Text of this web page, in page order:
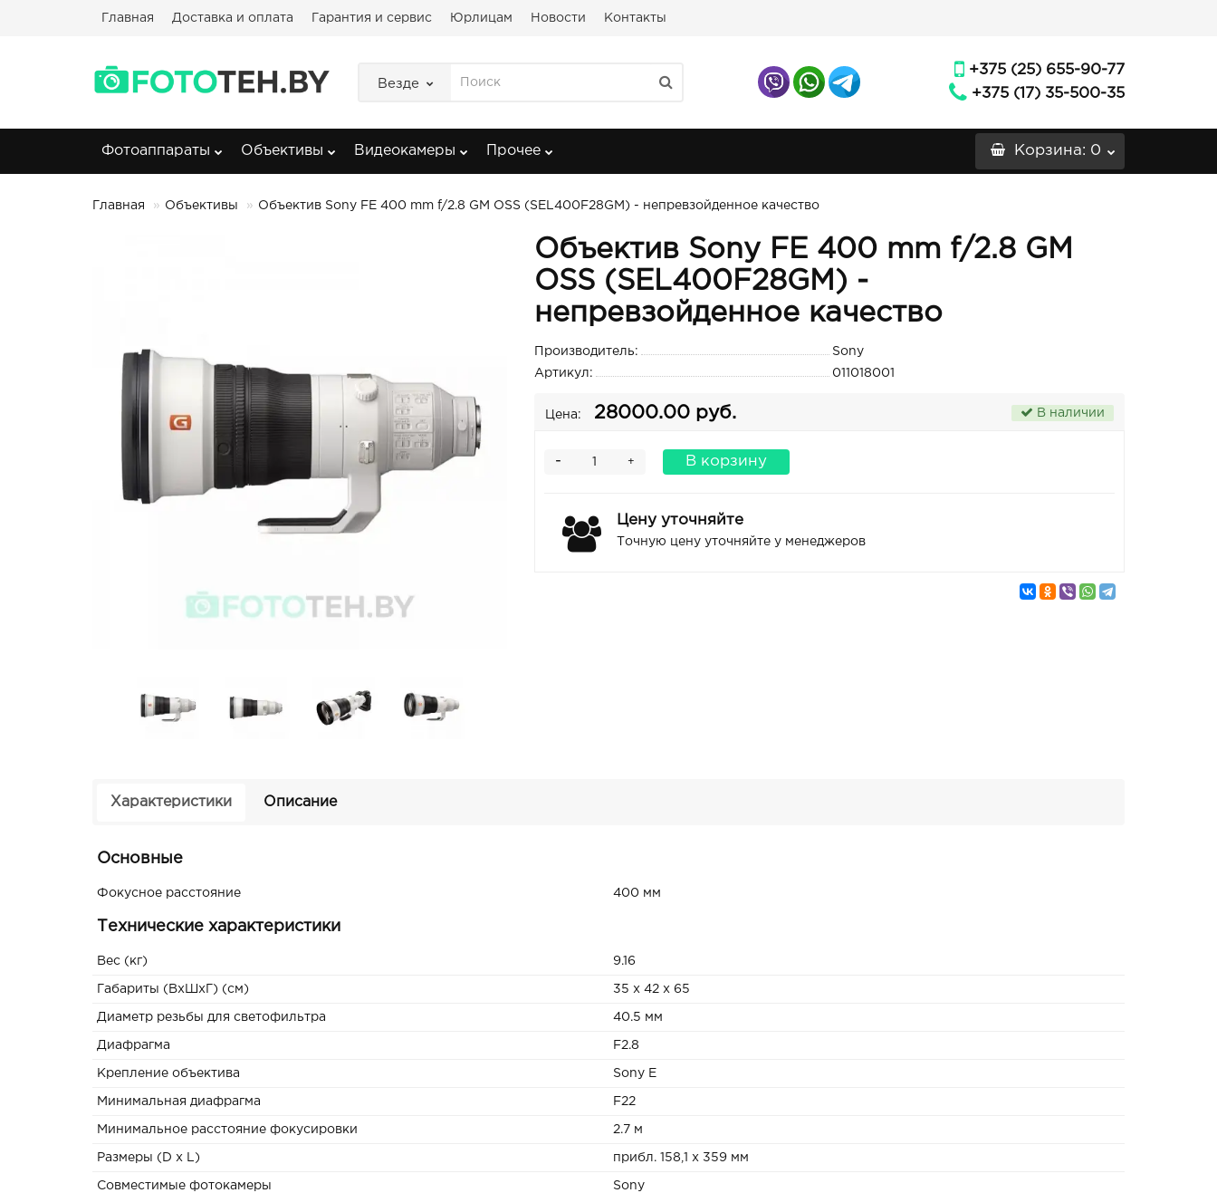
Главная Доставка и оплата Гарантия и сервис Юрлицам Новости Контакты
Везде
+375 (25) 655-90-77
+375 (17) 35-500-35
Фотоаппараты Объективы Видеокамеры Прочее Корзина: 0
Главная Объективы Объектив Sony FE 400 mm f/2.8 GM OSS (SEL400F28GM) - непревзойденное качество
Объектив Sony FE 400 mm f/2.8 GM
OSS (SEL400F28GM) -
непревзойденное качество
Производитель:
Sony
Артикул:
011018001
Цена: 28000.00 руб. В наличии
+
- В корзину
Цену уточняйте
Точную цену уточняйте у менеджеров
Характеристики Описание
Основные
Фокусное расстояние 400 мм
Технические характеристики
Вес (кг) 9.16
Габариты (ВxШxГ) (см) 35 x 42 x 65
Диаметр резьбы для светофильтра 40.5 мм
Диафрагма F2.8
Крепление объектива Sony E
Минимальная диафрагма F22
Минимальное расстояние фокусировки 2.7 м
Размеры (D x L) прибл. 158,1 x 359 мм
Совместимые фотокамеры Sony